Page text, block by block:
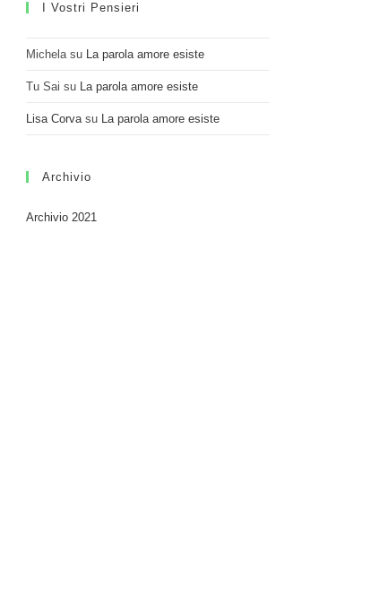
I Vostri Pensieri
Michelasu La parola amore esiste
Tu Sai su La parola amore esiste
Lisa Corvasu La parola amore esiste
Archivio
Archivio 2021